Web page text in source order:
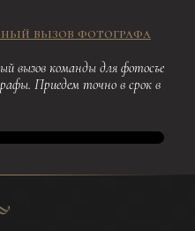
вызов фотографа
вызов команды для фотосъемки.
Приедем точно в срок в